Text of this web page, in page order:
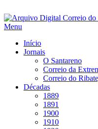
Saltar
para
Menu
Início
Jornais
O Santareno
Correio da
Correio do
Décadas
1889
1891
1900
1910